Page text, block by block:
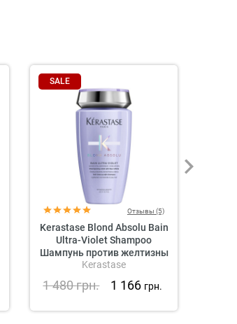
SALE
Отзывы (5)
Kerastase Blond Absolu Bain
Ultra-Violet Shampoo
Шампунь против желтизны
Kerastase
1 480грн. 1 166 грн.